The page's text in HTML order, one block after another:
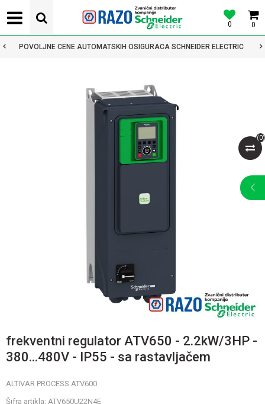
0
0
POVOLJNE CENE AUTOMATSKIH OSIGURACA SCHNEIDER ELECTRIC
(0)
frekventni regulator ATV650 - 2.2kW/3HP -
380...480V - IP55 - sa rastavljačem
ALTIVAR PROCESS ATV600
Šifra artikla: ATV650U22N4E